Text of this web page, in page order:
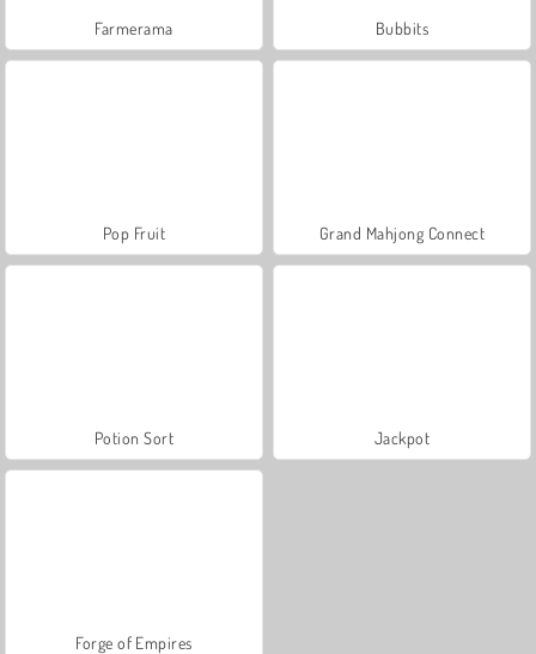
Farmerama Bubbits
Pop Fruit Grand Mahjong Connect
Potion Sort Jackpot
Forge of Empires